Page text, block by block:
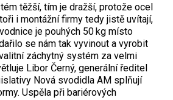
těžší, tím je dražší, protože ocel
i montážní firmy tedy jistě uvítají,
je pouhých 50 kg místo
se nám tak vyvinout a vyrobit
záchytný systém za velmi
Libor Černý, generální ředitel
Nová svodidla AM splňují
Uspěla při bariérových